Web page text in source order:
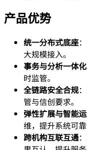
产品优势
统一分布式底座
大规模接入。
事务与分析一体化
时监管。
全链路安全合规
管与信创要求。
弹性扩展与智能
维，提升系统可靠
跨机构互联互通